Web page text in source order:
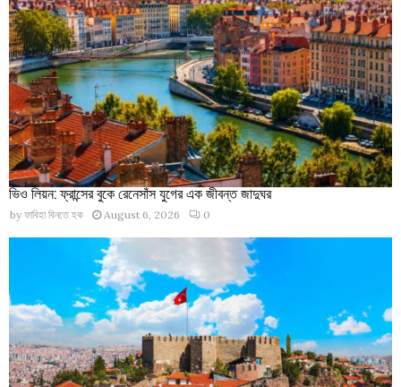
ভিও লিয়ন: ফ্রান্সের বুকে রেনেসাঁস যুগের এক জীবন্ত জাদুঘর
by ফাবিহা বিনতে হক August 6, 2026 0